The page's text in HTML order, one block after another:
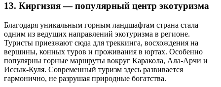
13. Киргизия — популярный центр экотуризма
Благодаря уникальным горным ландшафтам страна стала
одним из ведущих направлений экотуризма в регионе.
Туристы приезжают сюда для треккинга, восхождения на
вершины, конных туров и проживания в юртах. Особенно
популярны горные маршруты вокруг Каракола, Ала-Арчи и
Иссык-Куля. Современный туризм здесь развивается
гармонично, не разрушая природные богатства.